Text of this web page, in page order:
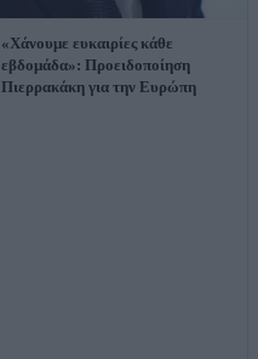
«Χάνουμε ευκαιρίες κάθε
εβδομάδα»: Προειδοποίηση
Πιερρακάκη για την Ευρώπη